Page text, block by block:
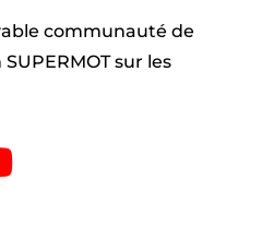
communauté de
sur les